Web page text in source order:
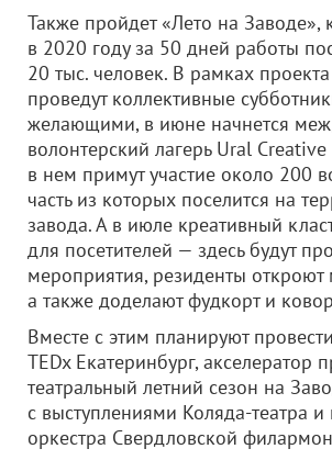
Также пройдет «Лето на Заводе»,
в 2020 году за 50 дней работы
20 тыс. человек. В рамках
проведут коллективные
желающими, в июне начнется
волонтерский лагерь Ural
в нем примут участие около 200
часть из которых поселится на
завода. А в июле креативный
для посетителей — здесь будут
мероприятия, резиденты откроют
а также доделают фудкорт и
Вместе с этим планируют
TEDx Екатеринбург, акселератор
театральный летний сезон на
с выступлениями Коляда-театра
оркестра Свердловской